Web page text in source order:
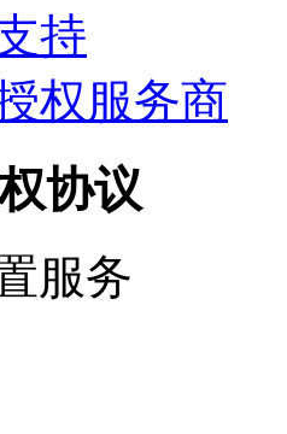
持
权服务商
协议
服务